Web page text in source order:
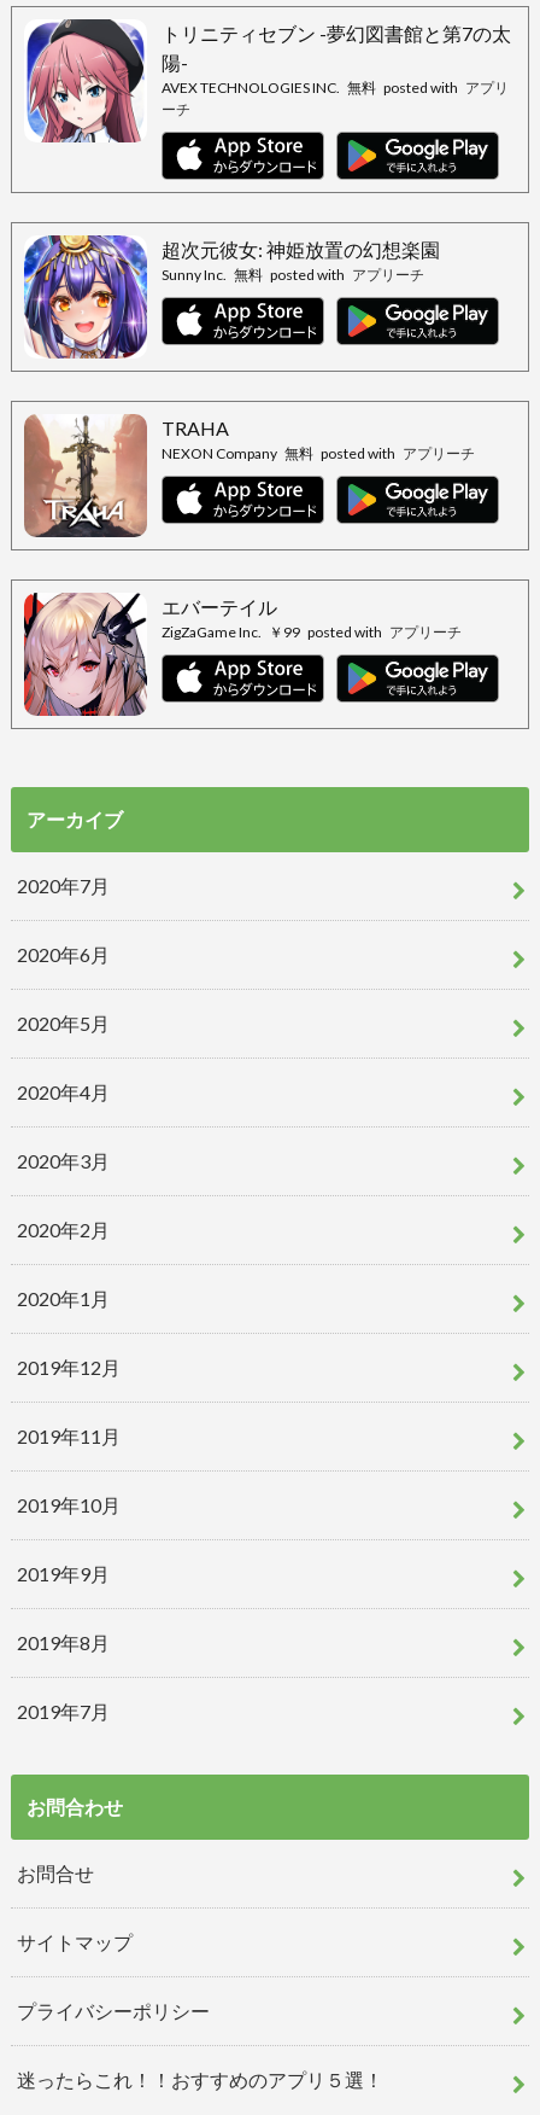
トリニティセブン -夢幻図書館と第7の太
陽-
AVEX TECHNOLOGIES INC. 無料 posted with アプリ
ーチ
超次元彼女: 神姫放置の幻想楽園
Sunny Inc. 無料 posted with アプリーチ
TRAHA
NEXON Company 無料 posted with アプリーチ
エバーテイル
ZigZaGame Inc. ￥99 posted with アプリーチ
アーカイブ
2020年7月
2020年6月
2020年5月
2020年4月
2020年3月
2020年2月
2020年1月
2019年12月
2019年11月
2019年10月
2019年9月
2019年8月
2019年7月
お問合わせ
お問合せ
サイトマップ
プライバシーポリシー
迷ったらこれ！！おすすめのアプリ５選！